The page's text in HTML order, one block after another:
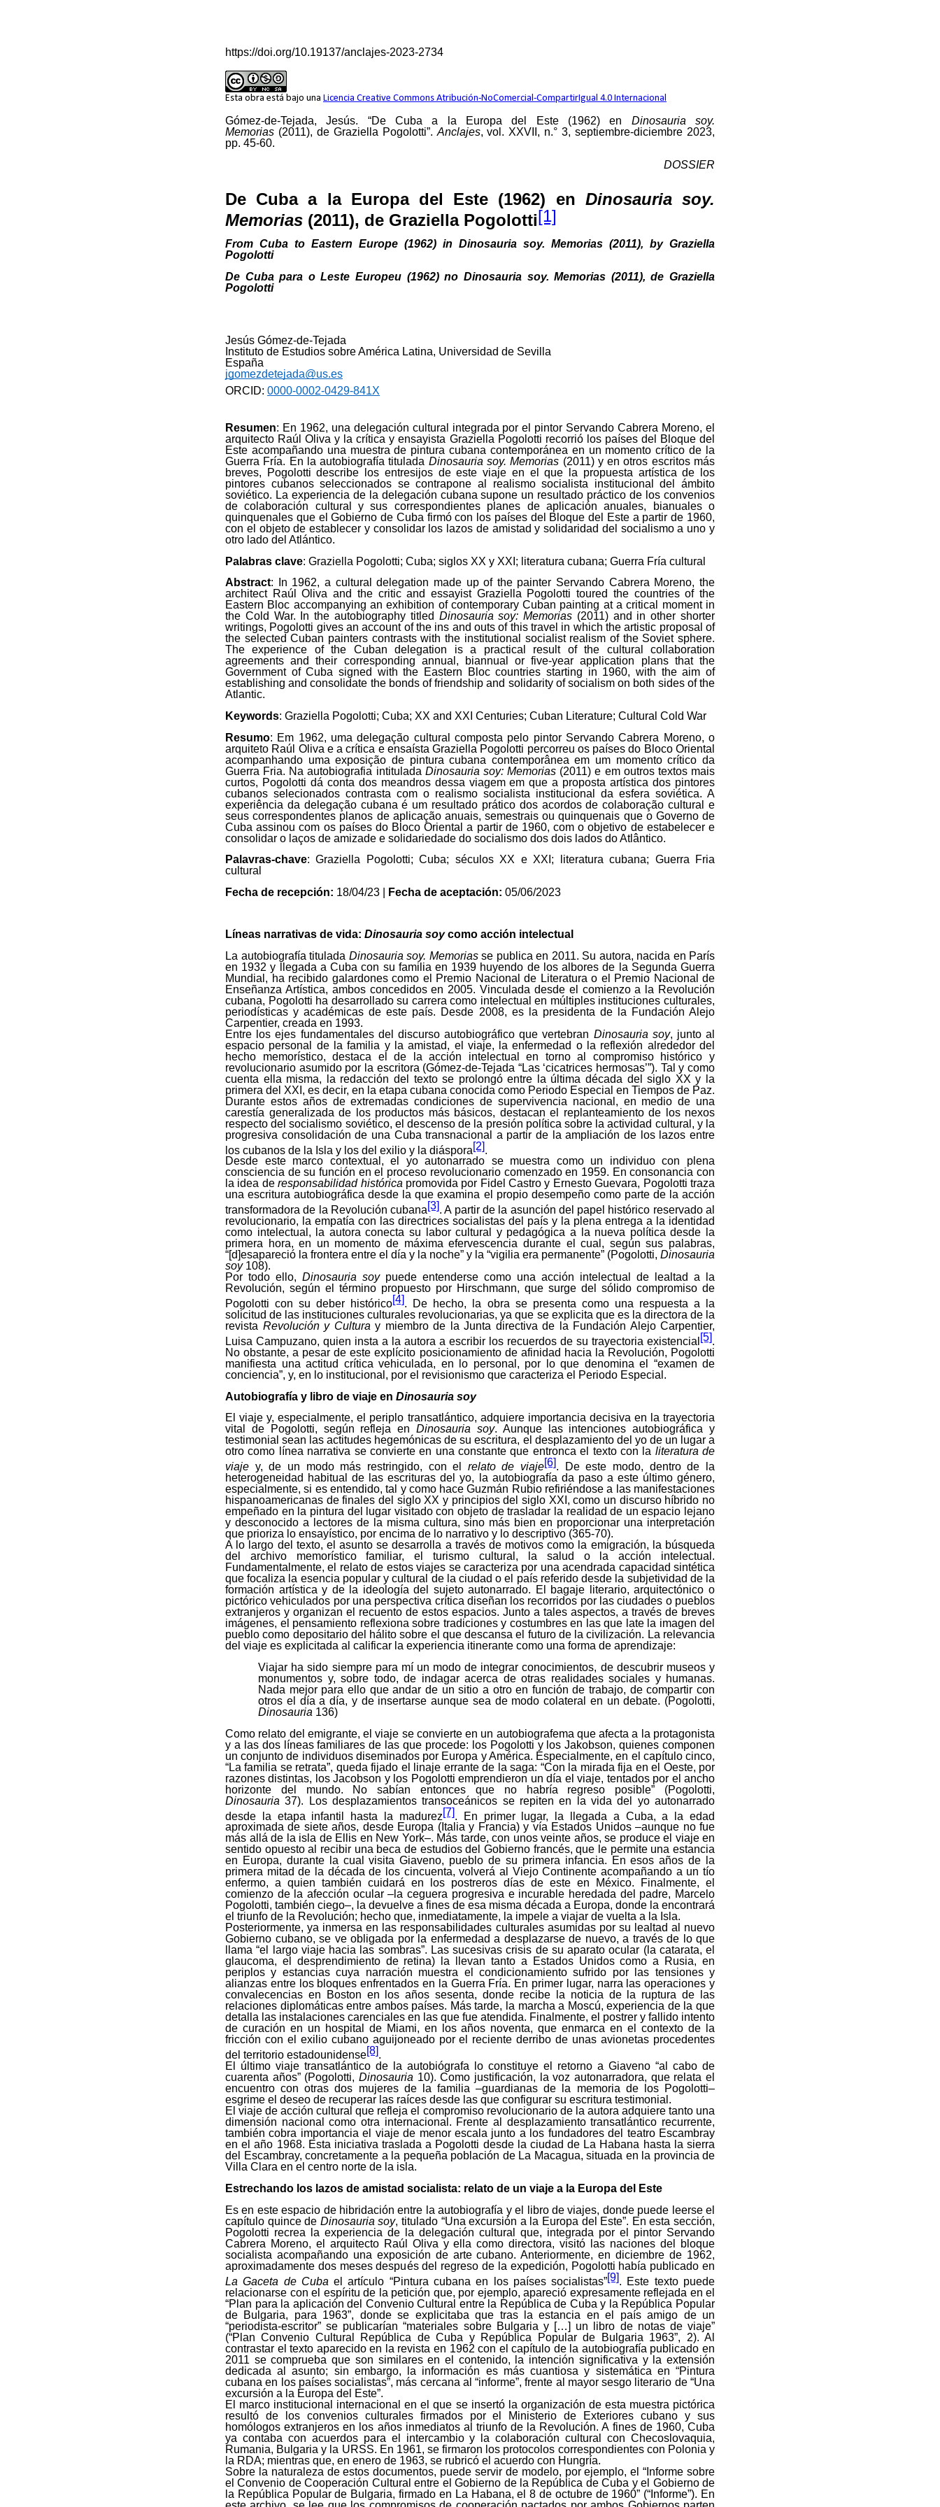
https://doi.org/10.19137/anclajes-2023-2734
Esta obra está bajo una Licencia Creative Commons Atribución-NoComercial-CompartirIgual 4.0 Internacional
Gómez-de-Tejada, Jesús. “De Cuba a la Europa del Este (1962) en Dinosauria soy.
Memorias (2011), de Graziella Pogolotti”. Anclajes, vol. XXVII, n.° 3, septiembre-diciembre 2023,
pp. 45-60.
DOSSIER
De Cuba a la Europa del Este (1962) en Dinosauria soy.
Memorias (2011), de Graziella Pogolotti[1]
From Cuba to Eastern Europe (1962) in Dinosauria soy. Memorias (2011), by Graziella
Pogolotti
De Cuba para o Leste Europeu (1962) no Dinosauria soy. Memorias (2011), de Graziella
Pogolotti
Jesús Gómez-de-Tejada
Instituto de Estudios sobre América Latina, Universidad de Sevilla
España
jgomezdetejada@us.es
ORCID: 0000-0002-0429-841X
Resumen: En 1962, una delegación cultural integrada por el pintor Servando Cabrera Moreno, el
arquitecto Raúl Oliva y la crítica y ensayista Graziella Pogolotti recorrió los países del Bloque del
Este acompañando una muestra de pintura cubana contemporánea en un momento crítico de la
Guerra Fría. En la autobiografía titulada Dinosauria soy. Memorias (2011) y en otros escritos más
breves, Pogolotti describe los entresijos de este viaje en el que la propuesta artística de los
pintores cubanos seleccionados se contrapone al realismo socialista institucional del ámbito
soviético. La experiencia de la delegación cubana supone un resultado práctico de los convenios
de colaboración cultural y sus correspondientes planes de aplicación anuales, bianuales o
quinquenales que el Gobierno de Cuba firmó con los países del Bloque del Este a partir de 1960,
con el objeto de establecer y consolidar los lazos de amistad y solidaridad del socialismo a uno y
otro lado del Atlántico.
Palabras clave: Graziella Pogolotti; Cuba; siglos XX y XXI; literatura cubana; Guerra Fría cultural
Abstract: In 1962, a cultural delegation made up of the painter Servando Cabrera Moreno, the
architect Raúl Oliva and the critic and essayist Graziella Pogolotti toured the countries of the
Eastern Bloc accompanying an exhibition of contemporary Cuban painting at a critical moment in
the Cold War. In the autobiography titled Dinosauria soy: Memorias (2011) and in other shorter
writings, Pogolotti gives an account of the ins and outs of this travel in which the artistic proposal of
the selected Cuban painters contrasts with the institutional socialist realism of the Soviet sphere.
The experience of the Cuban delegation is a practical result of the cultural collaboration
agreements and their corresponding annual, biannual or five-year application plans that the
Government of Cuba signed with the Eastern Bloc countries starting in 1960, with the aim of
establishing and consolidate the bonds of friendship and solidarity of socialism on both sides of the
Atlantic.
Keywords: Graziella Pogolotti; Cuba; XX and XXI Centuries; Cuban Literature; Cultural Cold War
Resumo: Em 1962, uma delegação cultural composta pelo pintor Servando Cabrera Moreno, o
arquiteto Raúl Oliva e a crítica e ensaísta Graziella Pogolotti percorreu os países do Bloco Oriental
acompanhando uma exposição de pintura cubana contemporânea em um momento crítico da
Guerra Fria. Na autobiografia intitulada Dinosauria soy: Memorias (2011) e em outros textos mais
curtos, Pogolotti dá conta dos meandros dessa viagem em que a proposta artística dos pintores
cubanos selecionados contrasta com o realismo socialista institucional da esfera soviética. A
experiência da delegação cubana é um resultado prático dos acordos de colaboração cultural e
seus correspondentes planos de aplicação anuais, semestrais ou quinquenais que o Governo de
Cuba assinou com os países do Bloco Oriental a partir de 1960, com o objetivo de estabelecer e
consolidar o laços de amizade e solidariedade do socialismo dos dois lados do Atlântico.
Palavras-chave: Graziella Pogolotti; Cuba; séculos XX e XXI; literatura cubana; Guerra Fria
cultural
Fecha de recepción: 18/04/23 | Fecha de aceptación: 05/06/2023
Líneas narrativas de vida: Dinosauria soycomo acción intelectual
La autobiografía titulada Dinosauria soy. Memoriasse publica en 2011. Su autora, nacida en París
en 1932 y llegada a Cuba con su familia en 1939 huyendo de los albores de la Segunda Guerra
Mundial, ha recibido galardones como el Premio Nacional de Literatura o el Premio Nacional de
Enseñanza Artística, ambos concedidos en 2005. Vinculada desde el comienzo a la Revolución
cubana, Pogolotti ha desarrollado su carrera como intelectual en múltiples instituciones culturales,
periodísticas y académicas de este país. Desde 2008, es la presidenta de la Fundación Alejo
Carpentier, creada en 1993.
Entre los ejes fundamentales del discurso autobiográfico que vertebran Dinosauria soy, junto al
espacio personal de la familia y la amistad, el viaje, la enfermedad o la reflexión alrededor del
hecho memorístico, destaca el de la acción intelectual en torno al compromiso histórico y
revolucionario asumido por la escritora (Gómez-de-Tejada “Las ‘cicatrices hermosas’”). Tal y como
cuenta ella misma, la redacción del texto se prolongó entre la última década del siglo XX y la
primera del XXI, es decir, en la etapa cubana conocida como Periodo Especial en Tiempos de Paz.
Durante estos años de extremadas condiciones de supervivencia nacional, en medio de una
carestía generalizada de los productos más básicos, destacan el replanteamiento de los nexos
respecto del socialismo soviético, el descenso de la presión política sobre la actividad cultural, y la
progresiva consolidación de una Cuba transnacional a partir de la ampliación de los lazos entre
los cubanos de la Isla y los del exilio y la diáspora[2].
Desde este marco contextual, el yo autonarrado se muestra como un individuo con plena
consciencia de su función en el proceso revolucionario comenzado en 1959. En consonancia con
la idea deresponsabilidad históricapromovida por Fidel Castro y Ernesto Guevara, Pogolotti traza
una escritura autobiográfica desde la que examina el propio desempeño como parte de la acción
transformadora de la Revolución cubana[3]. A partir de la asunción del papel histórico reservado al
revolucionario, la empatía con las directrices socialistas del país y la plena entrega a la identidad
como intelectual, la autora conecta su labor cultural y pedagógica a la nueva política desde la
primera hora, en un momento de máxima efervescencia durante el cual, según sus palabras,
“[d]esapareció la frontera entre el día y la noche” y la “vigilia era permanente” (Pogolotti, Dinosauria
soy108).
Por todo ello, Dinosauria soypuede entenderse como una acción intelectual de lealtad a la
Revolución, según el término propuesto por Hirschmann, que surge del sólido compromiso de
Pogolotti con su deber histórico[4]. De hecho, la obra se presenta como una respuesta a la
solicitud de las instituciones culturales revolucionarias, ya que se explicita que es la directora de la
revista Revolución y Cultura y miembro de la Junta directiva de la Fundación Alejo Carpentier,
Luisa Campuzano, quien insta a la autora a escribir los recuerdos de su trayectoria existencial [5].
No obstante, a pesar de este explícito posicionamiento de afinidad hacia la Revolución, Pogolotti
manifiesta una actitud crítica vehiculada, en lo personal, por lo que denomina el “examen de
conciencia”, y, en lo institucional, por el revisionismo que caracteriza el Periodo Especial.
Autobiografía y libro de viaje en Dinosauria soy
El viaje y, especialmente, el periplo transatlántico, adquiere importancia decisiva en la trayectoria
vital de Pogolotti, según refleja en Dinosauria soy. Aunque las intenciones autobiográfica y
testimonial sean las actitudes hegemónicas de su escritura, el desplazamiento del yo de un lugar a
otro como línea narrativa se convierte en una constante que entronca el texto con la literatura de
viaje y, de un modo más restringido, con el relato de viaje[6]. De este modo, dentro de la
heterogeneidad habitual de las escrituras del yo, la autobiografía da paso a este último género,
especialmente, si es entendido, tal y como hace Guzmán Rubio refiriéndose a las manifestaciones
hispanoamericanas de finales del siglo XX y principios del siglo XXI, como un discurso híbrido no
empeñado en la pintura del lugar visitado con objeto de trasladar la realidad de un espacio lejano
y desconocido a lectores de la misma cultura, sino más bien en proporcionar una interpretación
que prioriza lo ensayístico, por encima de lo narrativo y lo descriptivo (365-70).
A lo largo del texto, el asunto se desarrolla a través de motivos como la emigración, la búsqueda
del archivo memorístico familiar, el turismo cultural, la salud o la acción intelectual.
Fundamentalmente, el relato de estos viajes se caracteriza por una acendrada capacidad sintética
que focaliza la esencia popular y cultural de la ciudad o el país referido desde la subjetividad de la
formación artística y de la ideología del sujeto autonarrado. El bagaje literario, arquitectónico o
pictórico vehiculados por una perspectiva crítica diseñan los recorridos por las ciudades o pueblos
extranjeros y organizan el recuento de estos espacios. Junto a tales aspectos, a través de breves
imágenes, el pensamiento reflexiona sobre tradiciones y costumbres en las que late la imagen del
pueblo como depositario del hálito sobre el que descansa el futuro de la civilización. La relevancia
del viaje es explicitada al calificar la experiencia itinerante como una forma de aprendizaje:
Viajar ha sido siempre para mí un modo de integrar conocimientos, de descubrir museos y
monumentos y, sobre todo, de indagar acerca de otras realidades sociales y humanas.
Nada mejor para ello que andar de un sitio a otro en función de trabajo, de compartir con
otros el día a día, y de insertarse aunque sea de modo colateral en un debate. (Pogolotti,
Dinosauria 136)
Como relato del emigrante, el viaje se convierte en un autobiografema que afecta a la protagonista
y a las dos líneas familiares de las que procede: los Pogolotti y los Jakobson, quienes componen
un conjunto de individuos diseminados por Europa y América. Especialmente, en el capítulo cinco,
“La familia se retrata”, queda fijado el linaje errante de la saga: “Con la mirada fija en el Oeste, por
razones distintas, los Jacobson y los Pogolotti emprendieron un día el viaje, tentados por el ancho
horizonte del mundo. No sabían entonces que no habría regreso posible” (Pogolotti,
Dinosauria 37). Los desplazamientos transoceánicos se repiten en la vida del yo autonarrado
desde la etapa infantil hasta la madurez[7]. En primer lugar, la llegada a Cuba, a la edad
aproximada de siete años, desde Europa (Italia y Francia) y vía Estados Unidos –aunque no fue
más allá de la isla de Ellis en New York–. Más tarde, con unos veinte años, se produce el viaje en
sentido opuesto al recibir una beca de estudios del Gobierno francés, que le permite una estancia
en Europa, durante la cual visita Giaveno, pueblo de su primera infancia. En esos años de la
primera mitad de la década de los cincuenta, volverá al Viejo Continente acompañando a un tío
enfermo, a quien también cuidará en los postreros días de este en México. Finalmente, el
comienzo de la afección ocular –la ceguera progresiva e incurable heredada del padre, Marcelo
Pogolotti, también ciego–, la devuelve a fines de esa misma década a Europa, donde la encontrará
el triunfo de la Revolución; hecho que, inmediatamente, la impele a viajar de vuelta a la Isla.
Posteriormente, ya inmersa en las responsabilidades culturales asumidas por su lealtad al nuevo
Gobierno cubano, se ve obligada por la enfermedad a desplazarse de nuevo, a través de lo que
llama “el largo viaje hacia las sombras”. Las sucesivas crisis de su aparato ocular (la catarata, el
glaucoma, el desprendimiento de retina) la llevan tanto a Estados Unidos como a Rusia, en
periplos y estancias cuya narración muestra el condicionamiento sufrido por las tensiones y
alianzas entre los bloques enfrentados en la Guerra Fría. En primer lugar, narra las operaciones y
convalecencias en Boston en los años sesenta, donde recibe la noticia de la ruptura de las
relaciones diplomáticas entre ambos países. Más tarde, la marcha a Moscú, experiencia de la que
detalla las instalaciones carenciales en las que fue atendida. Finalmente, el postrer y fallido intento
de curación en un hospital de Miami, en los años noventa, que enmarca en el contexto de la
fricción con el exilio cubano aguijoneado por el reciente derribo de unas avionetas procedentes
del territorio estadounidense [8] .
El último viaje transatlántico de la autobiógrafa lo constituye el retorno a Giaveno “al cabo de
cuarenta años” (Pogolotti, Dinosauria 10). Como justificación, la voz autonarradora, que relata el
encuentro con otras dos mujeres de la familia –guardianas de la memoria de los Pogolotti–
esgrime el deseo de recuperar las raíces desde las que configurar su escritura testimonial.
El viaje de acción cultural que refleja el compromiso revolucionario de la autora adquiere tanto una
dimensión nacional como otra internacional. Frente al desplazamiento transatlántico recurrente,
también cobra importancia el viaje de menor escala junto a los fundadores del teatro Escambray
en el año 1968. Esta iniciativa traslada a Pogolotti desde la ciudad de La Habana hasta la sierra
del Escambray, concretamente a la pequeña población de La Macagua, situada en la provincia de
Villa Clara en el centro norte de la isla.
Estrechando los lazos de amistad socialista: relato de un viaje a la Europa del Este
Es en este espacio de hibridación entre la autobiografía y el libro de viajes, donde puede leerse el
capítulo quince de Dinosauria soy, titulado “Una excursión a la Europa del Este”. En esta sección,
Pogolotti recrea la experiencia de la delegación cultural que, integrada por el pintor Servando
Cabrera Moreno, el arquitecto Raúl Oliva y ella como directora, visitó las naciones del bloque
socialista acompañando una exposición de arte cubano. Anteriormente, en diciembre de 1962,
aproximadamente dos meses después del regreso de la expedición, Pogolotti había publicado en
La Gaceta de Cuba el artículo “Pintura cubana en los países socialistas”[9]. Este texto puede
relacionarse con el espíritu de la petición que, por ejemplo, apareció expresamente reflejada en el
“Plan para la aplicación del Convenio Cultural entre la República de Cuba y la República Popular
de Bulgaria, para 1963”, donde se explicitaba que tras la estancia en el país amigo de un
“periodista-escritor” se publicarían “materiales sobre Bulgaria y […] un libro de notas de viaje”
(“Plan Convenio Cultural República de Cuba y República Popular de Bulgaria 1963”, 2). Al
contrastar el texto aparecido en la revista en 1962 con el capítulo de la autobiografía publicado en
2011 se comprueba que son similares en el contenido, la intención significativa y la extensión
dedicada al asunto; sin embargo, la información es más cuantiosa y sistemática en “Pintura
cubana en los países socialistas”, más cercana al “informe”, frente al mayor sesgo literario de “Una
excursión a la Europa del Este”.
El marco institucional internacional en el que se insertó la organización de esta muestra pictórica
resultó de los convenios culturales firmados por el Ministerio de Exteriores cubano y sus
homólogos extranjeros en los años inmediatos al triunfo de la Revolución. A fines de 1960, Cuba
ya contaba con acuerdos para el intercambio y la colaboración cultural con Checoslovaquia,
Rumania, Bulgaria y la URSS. En 1961, se firmaron los protocolos correspondientes con Polonia y
la RDA; mientras que, en enero de 1963, se rubricó el acuerdo con Hungría.
Sobre la naturaleza de estos documentos, puede servir de modelo, por ejemplo, el “Informe sobre
el Convenio de Cooperación Cultural entre el Gobierno de la República de Cuba y el Gobierno de
la República Popular de Bulgaria, firmado en La Habana, el 8 de octubre de 1960” (“Informe”). En